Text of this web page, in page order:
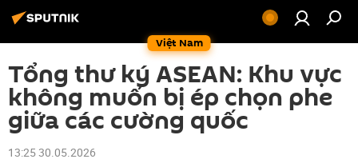
Việt Nam
Tổng thư ký ASEAN: Khu vực
không muốn bị ép chọn phe
giữa các cường quốc
13:25 30.05.2026